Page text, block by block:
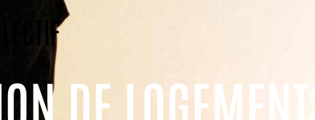
DE LOGEMENTS